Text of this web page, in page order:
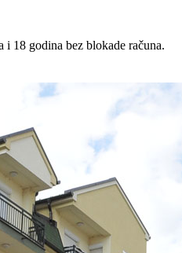
18 godina bez blokade računa.